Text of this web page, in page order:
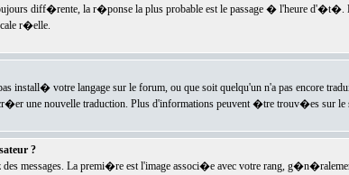
diff�rente, la r�ponse la plus probable est le passage � l'heure
r�elle.
install� votre langage sur le forum, ou que soit quelqu'un n'a pas encore
une nouvelle traduction. Plus d'informations peuvent �tre trouv�es sur le
?
messages. La premi�re est l'image associ�e avec votre rang,